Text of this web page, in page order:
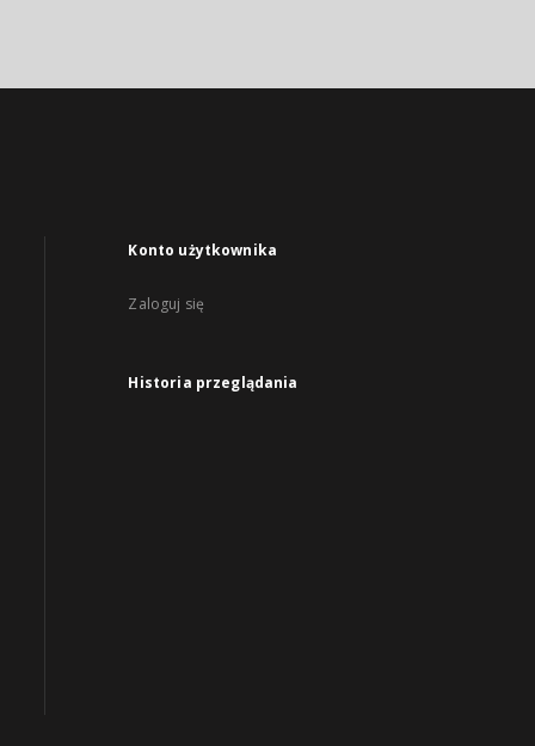
Konto użytkownika
Zaloguj się
Historia przeglądania